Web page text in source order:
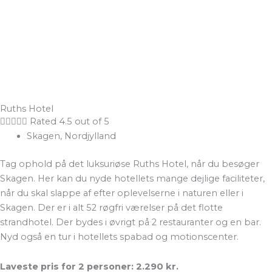
Ruths Hotel
 Rated 4.5 out of 5
Skagen, Nordjylland
Tag ophold på det luksuriøse Ruths Hotel, når du besøger
Skagen. Her kan du nyde hotellets mange dejlige faciliteter,
når du skal slappe af efter oplevelserne i naturen eller i
Skagen. Der er i alt 52 røgfri værelser på det flotte
strandhotel. Der bydes i øvrigt på 2 restauranter og en bar.
Nyd også en tur i hotellets spabad og motionscenter.
Laveste pris for 2 personer: 2.290 kr.